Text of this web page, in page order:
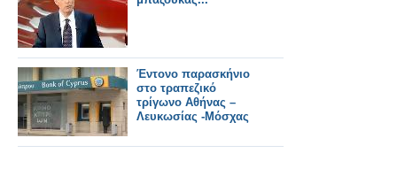
Έντονο παρασκήνιο
στο τραπεζικό
τρίγωνο Αθήνας –
Λευκωσίας -Μόσχας